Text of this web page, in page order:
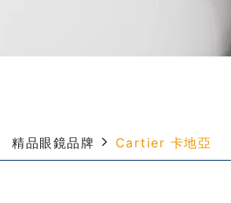
精品眼鏡品牌 Cartier 卡地亞